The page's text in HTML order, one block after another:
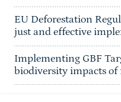
EU Deforestation
just and effective
Implementing GBF
biodiversity impacts of